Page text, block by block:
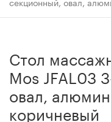
Стол
Mos JFAL03
овал,
коричневый